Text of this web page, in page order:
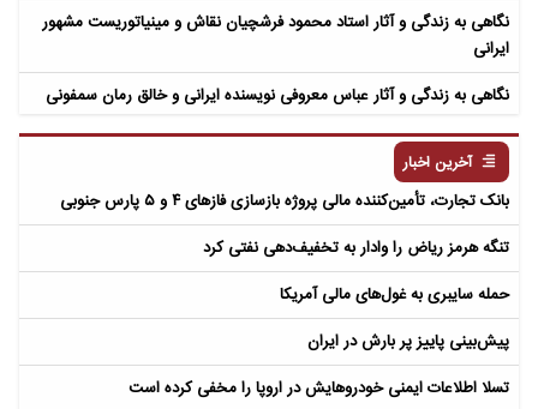
نگاهی به زندگی و آثار استاد محمود فرشچیان نقاش و مینیاتوریست مشهور
ایرانی
نگاهی به زندگی و آثار عباس معروفی نویسنده ایرانی و خالق رمان سمفونی
آخرین اخبار
بانک تجارت، تأمین‌کننده مالی پروژه بازسازی فازهای ۴ و ۵ پارس جنوبی
تنگه هرمز ریاض را وادار به تخفیف‌دهی نفتی کرد
حمله سایبری به غول‌های مالی آمریکا
پیش‌بینی پاییز پر بارش در ایران
تسلا اطلاعات ایمنی خودروهایش در اروپا را مخفی کرده است